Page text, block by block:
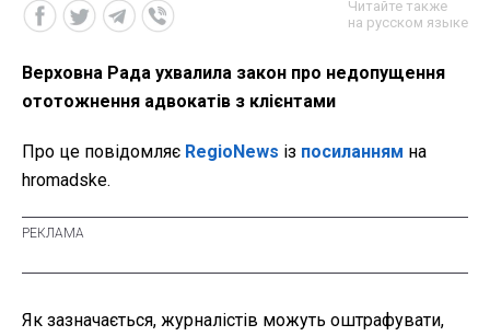
Читайте также
на русском языке
Верховна Рада ухвалила закон про недопущення
ототожнення адвокатів з клієнтами
Про це повідомляє RegioNews із посиланням на
hromadske.
Як зазначається, журналістів можуть оштрафувати,